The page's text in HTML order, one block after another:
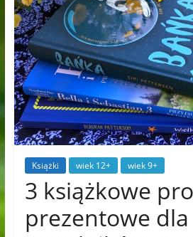
Książki wiek 12+ wiek 9+
3 książkowe
prezentowe dla